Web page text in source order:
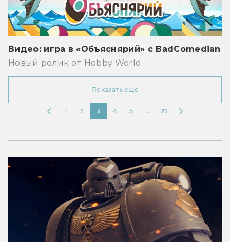
Видео: игра в «Объяснярий» с BadComedian
Новый ролик от Hobby World.
Показать ещё
1 2 3 4 5 22
...